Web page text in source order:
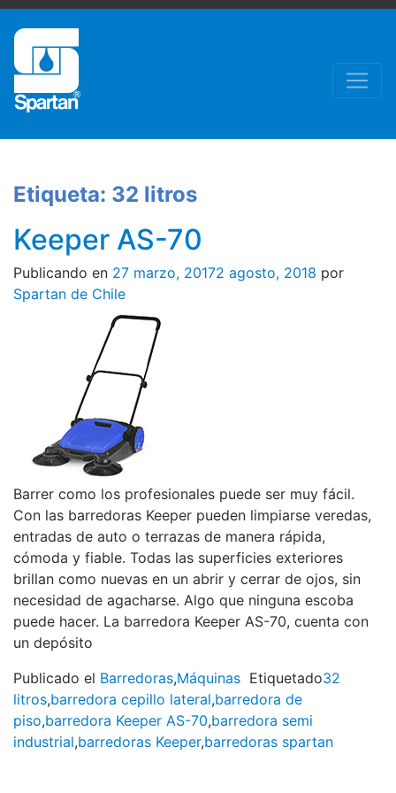
Etiqueta: 32 litros
Keeper AS-70
Publicando en 27 marzo, 20172 agosto, 2018 por
Spartan de Chile
Barrer como los profesionales puede ser muy fácil.
Con las barredoras Keeper pueden limpiarse veredas,
entradas de auto o terrazas de manera rápida,
cómoda y fiable. Todas las superficies exteriores
brillan como nuevas en un abrir y cerrar de ojos, sin
necesidad de agacharse. Algo que ninguna escoba
puede hacer. La barredora Keeper AS-70, cuenta con
un depósito
Publicado el Barredoras,Máquinas Etiquetado32
litros,barredora cepillo lateral,barredora de
piso,barredora Keeper AS-70,barredora semi
industrial,barredoras Keeper,barredoras spartan